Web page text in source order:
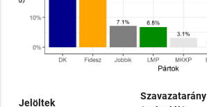
Jelöltek
Szavazatarány